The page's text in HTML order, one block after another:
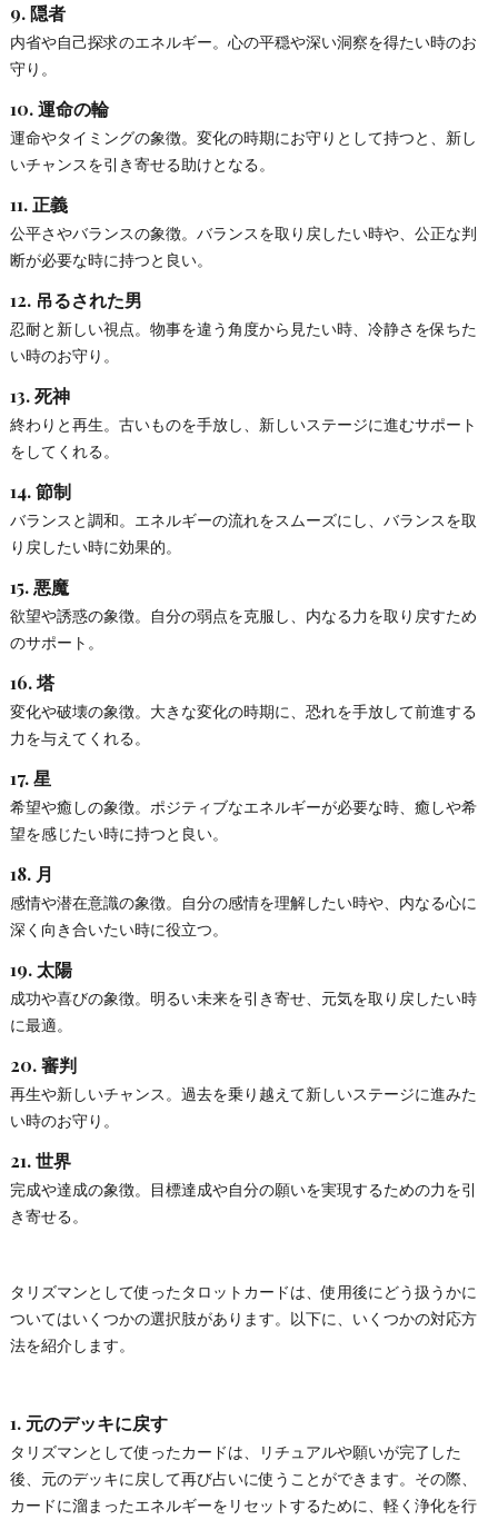
9.隠者
内省や自己探求のエネルギー。心の平穏や深い洞察を得たい時のお
守り。
10.運命の輪
運命やタイミングの象徴。変化の時期にお守りとして持つと、新し
いチャンスを引き寄せる助けとなる。
11. 正義
公平さやバランスの象徴。バランスを取り戻したい時や、公正な判
断が必要な時に持つと良い。
12. 吊るされた男
忍耐と新しい視点。物事を違う角度から見たい時、冷静さを保ちた
い時のお守り。
13.死神
終わりと再生。古いものを手放し、新しいステージに進むサポート
をしてくれる。
14.節制
バランスと調和。エネルギーの流れをスムーズにし、バランスを取
り戻したい時に効果的。
15. 悪魔
欲望や誘惑の象徴。自分の弱点を克服し、内なる力を取り戻すため
のサポート。
16.塔
変化や破壊の象徴。大きな変化の時期に、恐れを手放して前進する
力を与えてくれる。
17.星
希望や癒しの象徴。ポジティブなエネルギーが必要な時、癒しや希
望を感じたい時に持つと良い。
18. 月
感情や潜在意識の象徴。自分の感情を理解したい時や、内なる心に
深く向き合いたい時に役立つ。
19. 太陽
成功や喜びの象徴。明るい未来を引き寄せ、元気を取り戻したい時
に最適。
20.審判
再生や新しいチャンス。過去を乗り越えて新しいステージに進みた
い時のお守り。
21.世界
完成や達成の象徴。目標達成や自分の願いを実現するための力を引
き寄せる。
タリズマンとして使ったタロットカードは、使用後にどう扱うかに
ついてはいくつかの選択肢があります。以下に、いくつかの対応方
法を紹介します。
1. 元のデッキに戻す
タリズマンとして使ったカードは、リチュアルや願いが完了した
後、元のデッキに戻して再び占いに使うことができます。その際、
カードに溜まったエネルギーをリセットするために、軽く浄化を行